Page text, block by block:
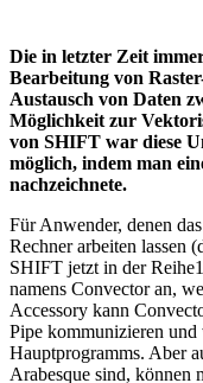
Die in letzter Zeit
Bearbeitung von
Austausch von Daten
Möglichkeit zur
von SHIFT war diese
möglich, indem man
nachzeichnete.
Für Anwender, denen
Rechner arbeiten lassen
SHIFT jetzt in der
namens Convector an,
Accessory kann
Pipe kommunizieren
Hauptprogramms. Aber
Arabesque sind, können